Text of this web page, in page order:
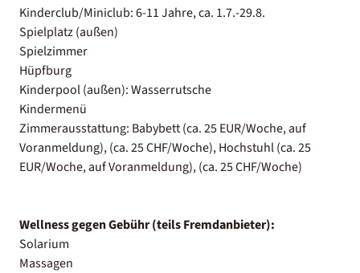
Kinderclub/Miniclub: 6-11 Jahre, ca. 1.7.-29.8.
Spielplatz (außen)
Spielzimmer
Hüpfburg
Kinderpool (außen): Wasserrutsche
Kindermenü
Zimmerausstattung: Babybett (ca. 25 EUR/Woche, auf
Voranmeldung), (ca. 25 CHF/Woche), Hochstuhl (ca. 25
EUR/Woche, auf Voranmeldung), (ca. 25 CHF/Woche)
Wellness gegen Gebühr (teils Fremdanbieter):
Solarium
Massagen